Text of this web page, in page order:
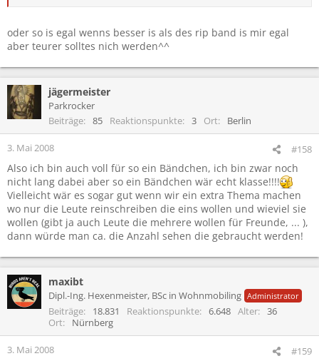
oder so is egal wenns besser is als des rip band is mir egal
aber teurer solltes nich werden^^
jägermeister
Parkrocker
Beiträge
85 Reaktionspunkte 3 Ort Berlin
3. Mai 2008 #158
Also ich bin auch voll für so ein Bändchen, ich bin zwar noch
nicht lang dabei aber so ein Bändchen wär echt klasse!!!!
Vielleicht wär es sogar gut wenn wir ein extra Thema machen
wo nur die Leute reinschreiben die eins wollen und wieviel sie
wollen (gibt ja auch Leute die mehrere wollen für Freunde, ... ),
dann würde man ca. die Anzahl sehen die gebraucht werden!
maxibt
Dipl.-Ing. Hexenmeister, BSc in Wohnmobiling Administrator
Beiträge 18.831 Reaktionspunkte 6.648 Alter
36
Ort
Nürnberg
3. Mai 2008 #159